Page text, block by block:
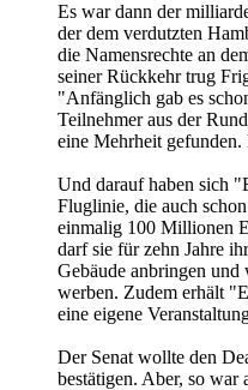
Es war dann der
der dem verdutzten
die Namensrechte an
seiner Rückkehr trug
"Anfänglich gab es
Teilnehmer aus der
eine Mehrheit gefunden.
Und darauf haben sich
Fluglinie, die auch
einmalig 100 Millionen
darf sie für zehn Jahre
Gebäude anbringen
werben. Zudem erhält
eine eigene
Der Senat wollte den
bestätigen. Aber, so war